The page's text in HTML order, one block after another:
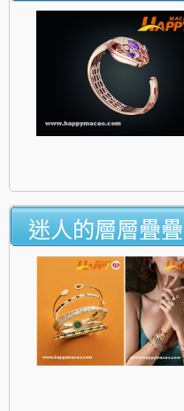
迷人的層層疊疊